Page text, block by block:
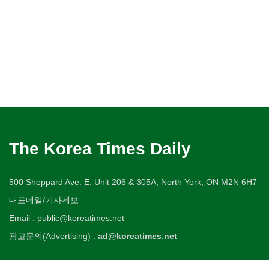
The Korea Times Daily
500 Sheppard Ave. E. Unit 206 & 305A, North York, ON M2N 6H7
대표메일/기사제보
Email : public@koreatimes.net
광고문의(Advertising) : ad@koreatimes.net